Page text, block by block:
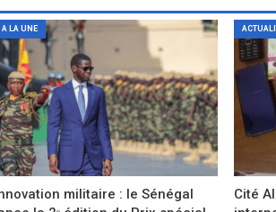
A LA UNE
militaire : le Sénégal
Cité